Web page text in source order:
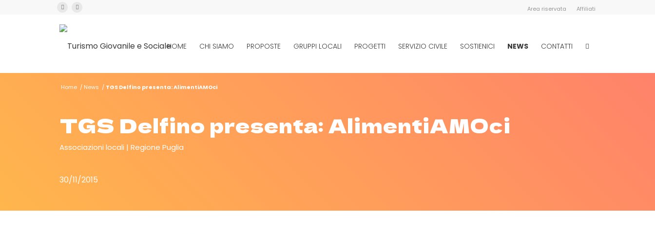
Area riservata Affiliati
HOME CHI SIAMO PROPOSTE GRUPPI LOCALI PROGETTI SERVIZIO CIVILE SOSTIENICI NEWS CONTATTI
Home / News / TGS Delfino presenta: AlimentiAMOci
TGS Delfino presenta: AlimentiAMOci
Associazioni locali Regione Puglia
30/11/2015